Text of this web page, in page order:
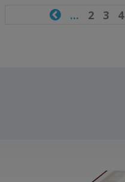
... 2 3 4